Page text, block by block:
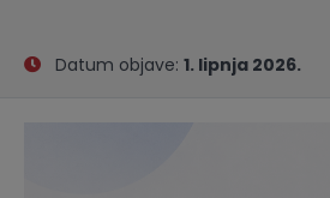
Datum objave: 1. lipnja 2026.